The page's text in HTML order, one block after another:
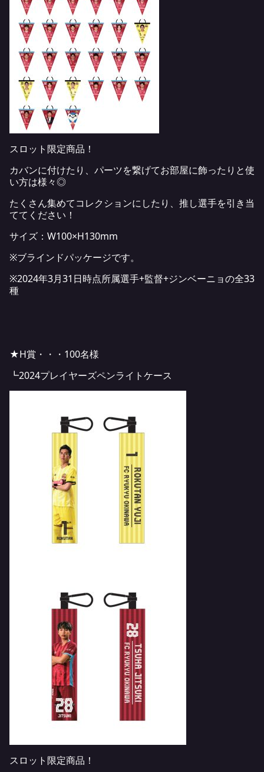
スロット限定商品！
カバンに付けたり、パーツを繋げてお部屋に飾ったりと使
い方は様々◎
たくさん集めてコレクションにしたり、推し選手を引き当
ててください！
サイズ：W100×H130mm
※ブラインドパッケージです。
※2024年3月31日時点所属選手+監督+ジンベーニョの全33
種
★H賞・・・100名様
┗2024プレイヤーズペンライトケース
スロット限定商品！